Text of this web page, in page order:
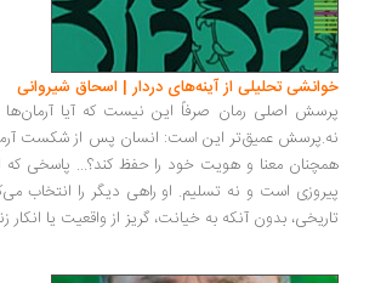
تحلیلی از آینه‌های دردار | اسحاق شیروانی
اصلی رمان صرفاً این نیست که آیا آرمان‌ها شکست
عمیق‌تر این است: انسان پس از شکست آرمان‌ها
معنا و هویت خود را حفظ کند؟... پاسخی که ابراهیم
است و نه تسلیم. او راهی دیگر را انتخاب می‌کند:
بدون آنکه به خیانت، گریز از واقعیت یا انکار زندگی